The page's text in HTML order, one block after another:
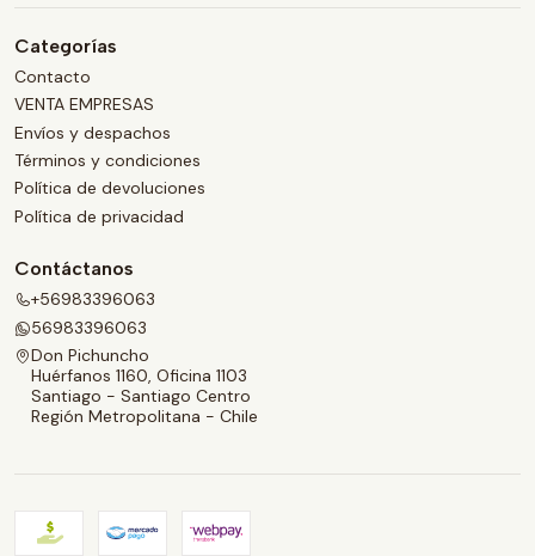
Categorías
Contacto
VENTA EMPRESAS
Envíos y despachos
Términos y condiciones
Política de devoluciones
Política de privacidad
Contáctanos
+56983396063
56983396063
Don Pichuncho
Huérfanos 1160, Oficina 1103
Santiago - Santiago Centro
Región Metropolitana - Chile